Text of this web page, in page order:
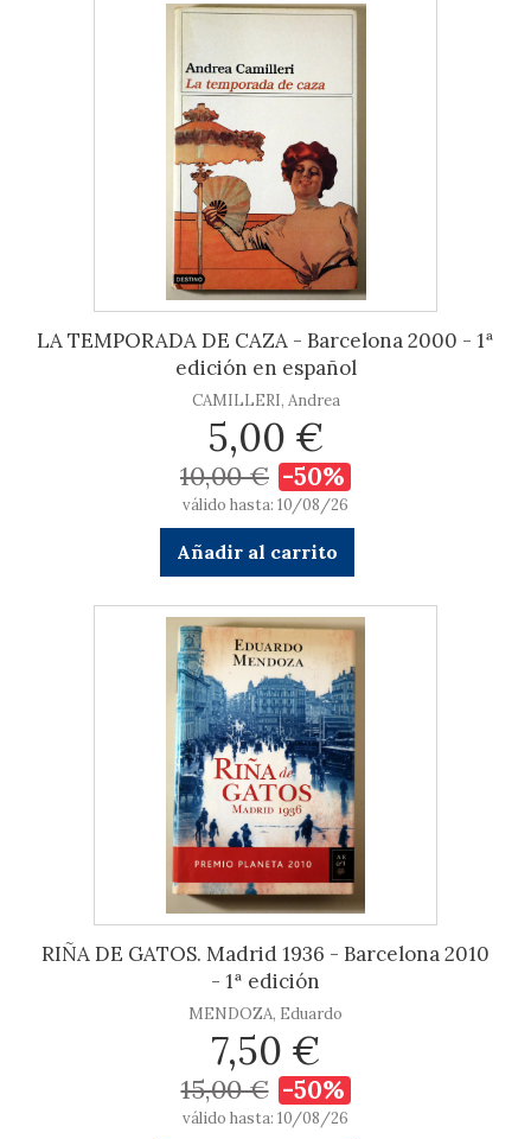
LA TEMPORADA DE CAZA - Barcelona 2000 - 1ª
edición en español
CAMILLERI, Andrea
5,00 €
10,00 € -50%
válido hasta: 10/08/26
Añadir al carrito
RIÑA DE GATOS. Madrid 1936 - Barcelona 2010
- 1ª edición
MENDOZA, Eduardo
7,50 €
15,00 € -50%
válido hasta: 10/08/26